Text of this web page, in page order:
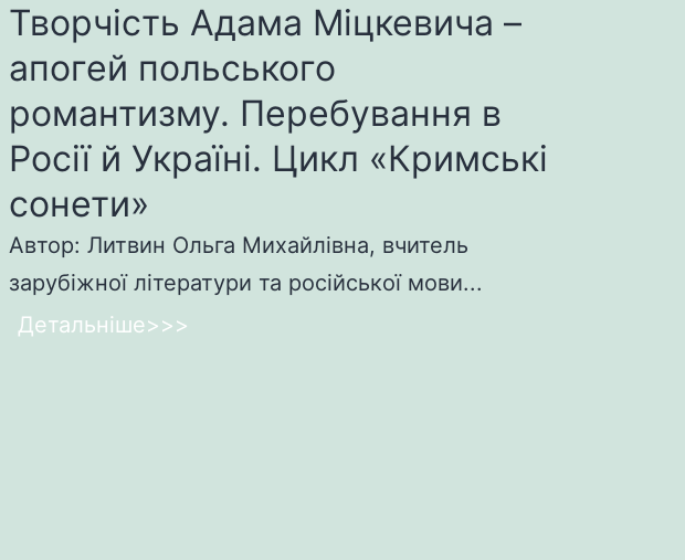
Творчість Адама Міцкевича –
апогей польського
романтизму. Перебування в
Росії й Україні. Цикл «Кримські
сонети»
Автор: Литвин Ольга Михайлівна, вчитель
зарубіжної літератури та російської мови...
Детальніше>>>